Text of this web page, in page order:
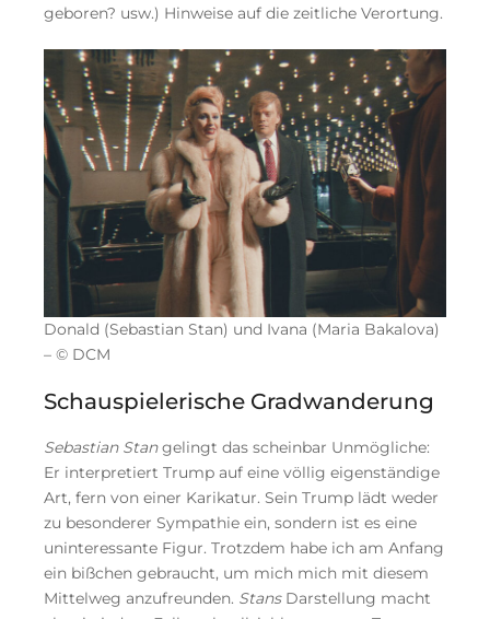
geboren? usw.) Hinweise auf die zeitliche Verortung.
Donald (Sebastian Stan) und Ivana (Maria Bakalova)
– © DCM
Schauspielerische Gradwanderung
Sebastian Stangelingt das scheinbar Unmögliche:
Er interpretiert Trump auf eine völlig eigenständige
Art, fern von einer Karikatur. Sein Trump lädt weder
zu besonderer Sympathie ein, sondern ist es eine
uninteressante Figur. Trotzdem habe ich am Anfang
ein bißchen gebraucht, um mich mich mit diesem
Mittelweg anzufreunden. Stans Darstellung macht